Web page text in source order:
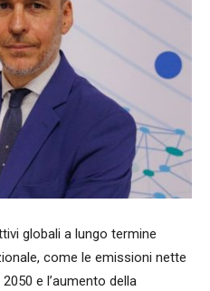
globali a lungo termine
come le emissioni nette
e l’aumento della